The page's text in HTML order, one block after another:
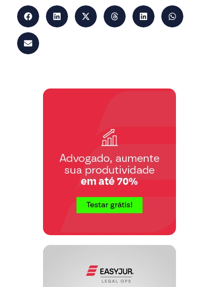
2. – O Direito Aplicável.
A atual Carta Política, ao instituir os
direitos e garantias individuais, no seu
artigo 5º, inciso LXVIII, assegurou a
todos os cidadãos que:
estrangeiros residentes no País a
“LXVIII – conceder-se-á habeas corpus
sempre que alguém sofrer ou se achar
ameaçado de sofrer violência ou coação
em sua liberdade de locomoção, por
ilegalidade ou abuso de poder.”
De igual modo, o artigo 647 do Código
“Art. 647. Dar-se-á habeas corpus
sempre que alguém sofrer ou se achar na
iminência de sofrer violência ou coação
ilegal na sua liberdade de ir e vir, salvo
nos casos de punição disciplinar”.